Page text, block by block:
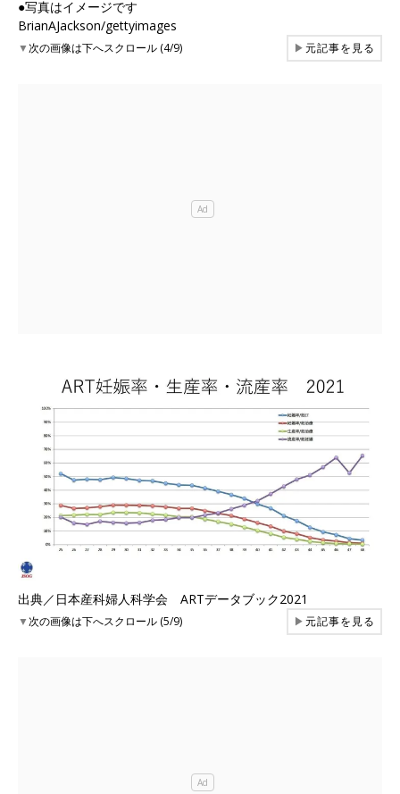
●写真はイメージです
BrianAJackson/gettyimages
▼次の画像は下へスクロール (4/9) ▶元記事を見る
出典／日本産科婦人科学会 ARTデータブック2021
▼次の画像は下へスクロール (5/9) ▶元記事を見る